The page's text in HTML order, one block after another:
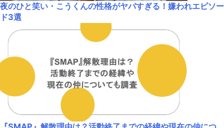
夜のひと笑い・こうくんの性格がヤバすぎる！嫌われエピソー
ド3選